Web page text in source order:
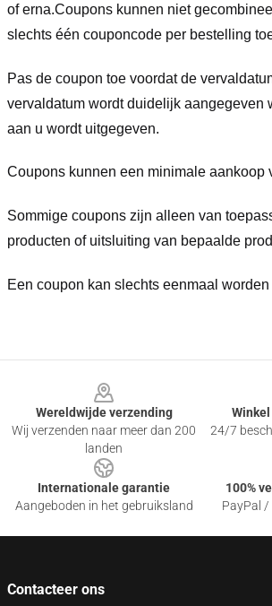
of erna.Coupons kunnen niet
slechts één couponcode per bestelling
Pas de coupon toe voordat de
vervaldatum wordt duidelijk aangegeven
aan u wordt uitgegeven.
Coupons kunnen een minimale aankoop
Sommige coupons zijn alleen van
producten of uitsluiting van bepaalde
Een coupon kan slechts eenmaal worden
Wereldwijde verzending
Wij verzenden naar meer dan 200
landen
24/7
Internationale garantie
Aangeboden in het gebruiksland
100%
PayPal
Contacteer ons